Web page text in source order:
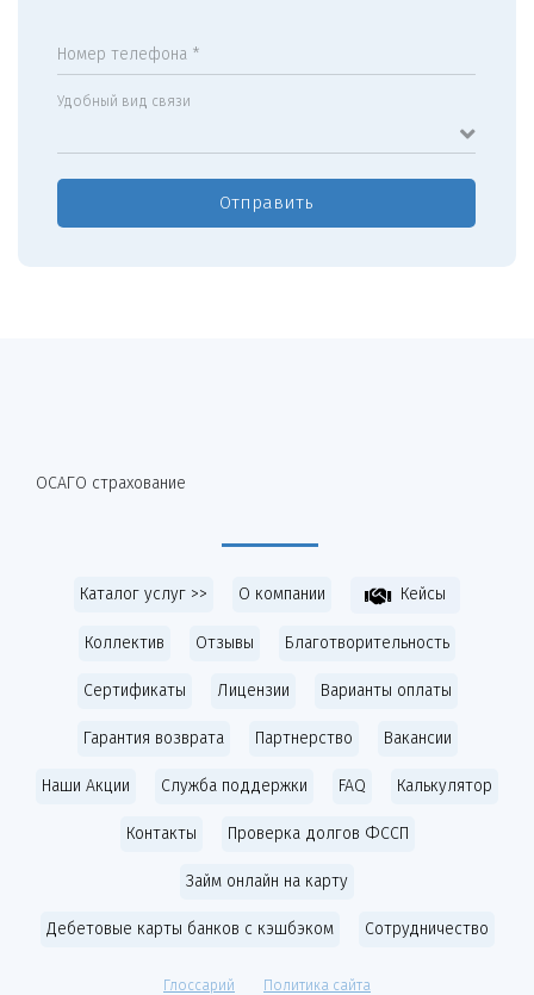
Номер телефона *
Удобный вид связи
Отправить
ОСАГО страхование
Каталог услуг >> О компании Кейсы
Коллектив Отзывы Благотворительность
Сертификаты Лицензии Варианты оплаты
Гарантия возврата Партнерство Вакансии
Наши Акции Служба поддержки FAQ Калькулятор
Контакты Проверка долгов ФССП
Займ онлайн на карту
Дебетовые карты банков с кэшбэком Cотрудничество
Глоссарий Политика сайта